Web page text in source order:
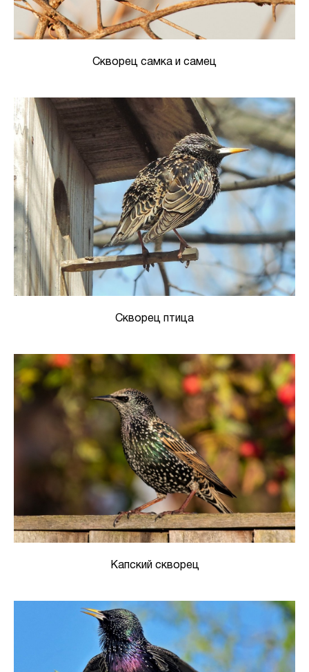
Скворец самка и самец
Скворец птица
Капский скворец